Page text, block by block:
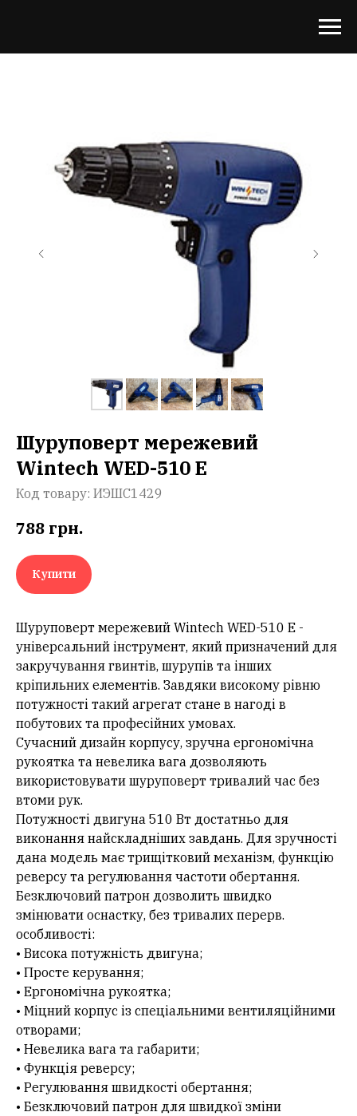
Шуруповерт мережевий
Wintech WED-510 E
Код товару: ИЭШС1429
788 грн.
Купити
Шуруповерт мережевий Wintech WED-510 E -
універсальний інструмент, який призначений для
закручування гвинтів, шурупів та інших
кріпильних елементів. Завдяки високому рівню
потужності такий агрегат стане в нагоді в
побутових та професійних умовах.
Сучасний дизайн корпусу, зручна ергономічна
рукоятка та невелика вага дозволяють
використовувати шуруповерт тривалий час без
втоми рук.
Потужності двигуна 510 Вт достатньо для
виконання найскладніших завдань. Для зручності
дана модель має трищітковий механізм, функцію
реверсу та регулювання частоти обертання.
Безключовий патрон дозволить швидко
змінювати оснастку, без тривалих перерв.
особливості:
• Висока потужність двигуна;
• Просте керування;
• Ергономічна рукоятка;
• Міцний корпус із спеціальними вентиляційними
отворами;
• Невелика вага та габарити;
• Функція реверсу;
• Регулювання швидкості обертання;
• Безключовий патрон для швидкої зміни